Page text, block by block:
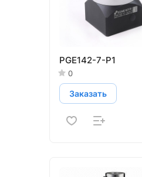
PGE142-7-P1
0
Заказать